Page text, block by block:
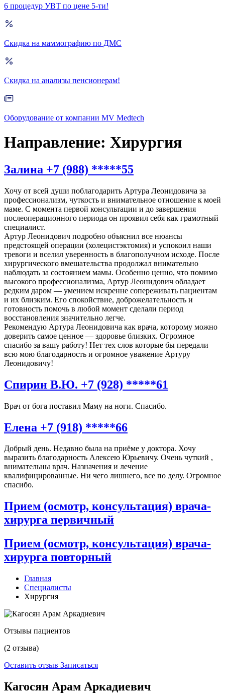
6 процедур УВТ по цене 5-ти!
Скидка на маммографию по ДМС
Скидка на анализы пенсионерам!
Оборудование от компании MV Medtech
Направление: Хирургия
Залина +7 (988) *****55
Хочу от всей души поблагодарить Артура Леонидовича за
профессионализм, чуткость и внимательное отношение к моей
маме. С момента первой консультации и до завершения
послеоперационного периода он проявил себя как грамотный
специалист.
Артур Леонидович подробно объяснил все нюансы
предстоящей операции (холецистэктомия) и успокоил наши
тревоги и вселил уверенность в благополучном исходе. После
хирургического вмешательства продолжал внимательно
наблюдать за состоянием мамы. Особенно ценно, что помимо
высокого профессионализма, Артур Леонидович обладает
редким даром — умением искренне сопереживать пациентам
и их близким. Его спокойствие, доброжелательность и
готовность помочь в любой момент сделали период
восстановления значительно легче.
Рекомендую Артура Леонидовича как врача, которому можно
доверить самое ценное — здоровье близких. Огромное
спасибо за вашу работу! Нет тех слов которые бы передали
всю мою благодарность и огромное уважение Артуру
Леонидовичу!
Спирин В.Ю. +7 (928) *****61
Врач от бога поставил Маму на ноги. Спасибо.
Елена +7 (918) *****66
Добрый день. Недавно была на приёме у доктора. Хочу
выразить благодарность Алексею Юрьевичу. Очень чуткий ,
внимательны врач. Назначения и лечение
квалифицированные. Ни чего лишнего, все по делу. Огромное
спасибо.
Прием (осмотр, консультация) врача-
хирурга первичный
Прием (осмотр, консультация) врача-
хирурга повторный
Главная
Специалисты
Хирургия
Отзывы пациентов
(2 отзыва)
Оставить отзыв Записаться
Кагосян Арам Аркадиевич